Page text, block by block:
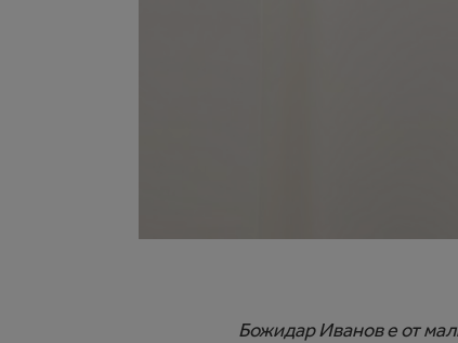
Божидар Иванов е от